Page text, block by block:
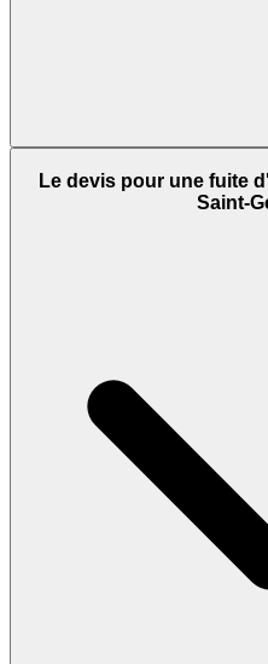
Le devis pour une fuite
Saint-